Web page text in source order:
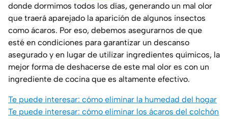
donde dormimos todos los días, generando un mal olor
que traerá aparejado la aparición de algunos insectos
como ácaros. Por eso, debemos asegurarnos de que
esté en condiciones para garantizar un descanso
asegurado y en lugar de utilizar ingredientes químicos, la
mejor forma de deshacerse de este mal olor es con un
ingrediente de cocina que es altamente efectivo.
Te puede interesar: cómo eliminar la humedad del hogar
Te puede interesar: cómo eliminar los ácaros del colchón